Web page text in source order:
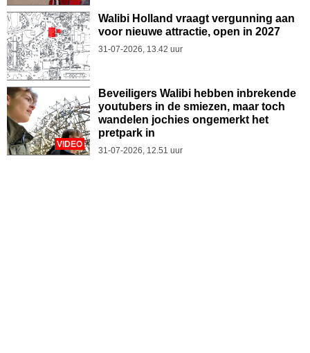
Walibi Holland vraagt vergunning aan
voor nieuwe attractie, open in 2027
31-07-2026, 13.42 uur
VIDEO
Beveiligers Walibi hebben inbrekende
youtubers in de smiezen, maar toch
wandelen jochies ongemerkt het
pretpark in
31-07-2026, 12.51 uur